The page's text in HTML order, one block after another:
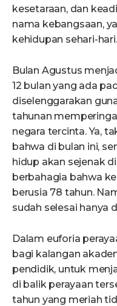
kesetaraan, dan
nama kebangsaan,
kehidupan sehari-hari.
Bulan Agustus
12 bulan yang ada
diselenggarakan
tahunan
negara tercinta. Ya,
bahwa di bulan ini,
hidup akan sejenak
berbahagia bahwa
berusia 78 tahun.
sudah selesai hanya
Dalam euforia
bagi kalangan
pendidik, untuk
di balik perayaan
tahun yang meriah